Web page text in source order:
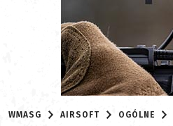
WMASG AIRSOFT OGÓLNE